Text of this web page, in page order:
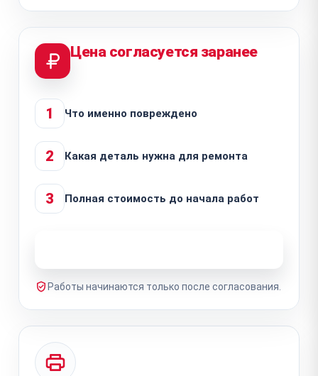
Цена согласуется заранее
1 Что именно повреждено
2 Какая деталь нужна для ремонта
3 Полная стоимость до начала работ
Работы начинаются только после согласования.